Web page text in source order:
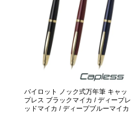
パイロット ノック式万年筆 キャッ
プレス ブラックマイカ / ディープレ
ッドマイカ / ディープブルーマイカ